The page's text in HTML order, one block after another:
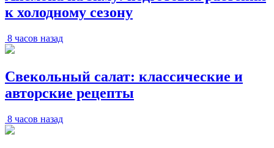
к холодному сезону
8 часов назад
Свекольный салат: классические и
авторские рецепты
8 часов назад